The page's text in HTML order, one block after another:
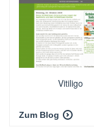
Vitiligo
Zum Blog